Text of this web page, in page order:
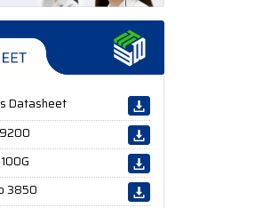
Datasheet
3850